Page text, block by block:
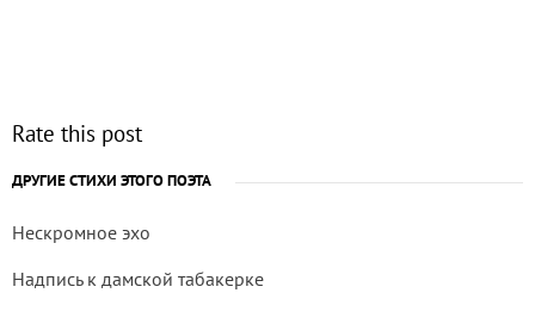
Rate this post
ДРУГИЕ СТИХИ ЭТОГО ПОЭТА
Нескромное эхо
Надпись к дамской табакерке